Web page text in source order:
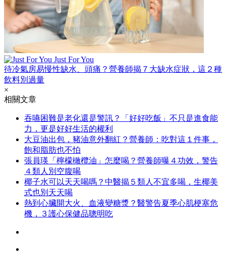
Just For You
待冷氣房易慢性缺水、頭痛？營養師揭７大缺水症狀，這２種
飲料別過量
×
相關文章
吞嚥困難是老化還是警訊？「好好吃飯」不只是進食能
力，更是好好生活的權利
大豆油出包，豬油意外翻紅？營養師：吃對這１件事，
飽和脂肪也不怕
張員瑛「檸檬橄欖油」怎麼喝？營養師曝４功效，警告
４類人別空腹喝
椰子水可以天天喝嗎？中醫揭５類人不宜多喝，生椰美
式也別天天喝
熱到心臟開大火、血液變糖漿？醫警告夏季心肌梗塞危
機，３護心保健品聰明吃